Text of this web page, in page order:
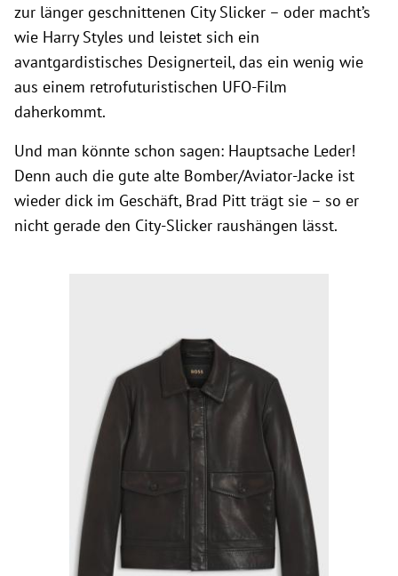
zur länger geschnittenen City Slicker – oder macht’s
wie Harry Styles und leistet sich ein
avantgardistisches Designerteil, das ein wenig wie
aus einem retrofuturistischen UFO-Film
daherkommt.
Und man könnte schon sagen: Hauptsache Leder!
Denn auch die gute alte Bomber/Aviator-Jacke ist
wieder dick im Geschäft, Brad Pitt trägt sie – so er
nicht gerade den City-Slicker raushängen lässt.